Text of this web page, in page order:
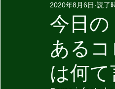
レッスンの様子
今日
ある
は何て
2020年8月6日 読了